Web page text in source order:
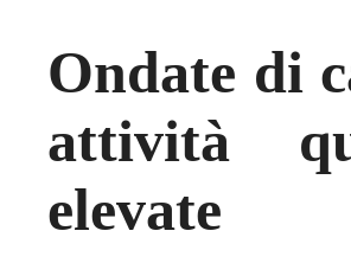
Ondate di
attività
elevate